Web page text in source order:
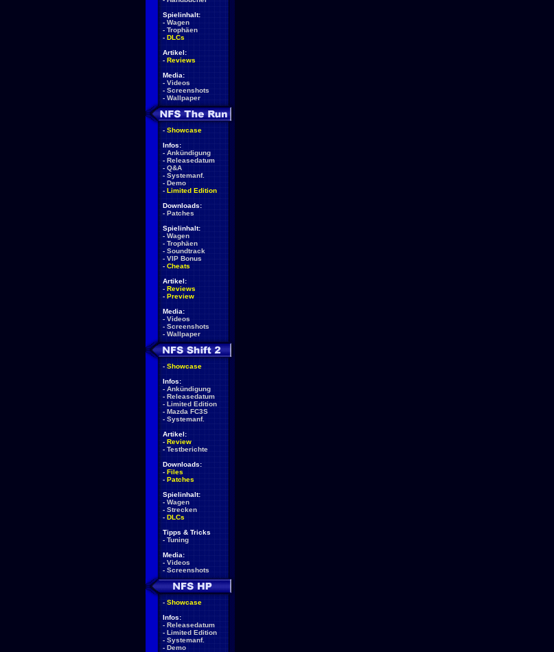
Spielinhalt:
- Wagen
- Trophäen
- DLCs
Artikel:
- Reviews
Media:
- Videos
- Screenshots
- Wallpaper
- Showcase
Infos:
- Ankündigung
- Releasedatum
- Q&A
- Systemanf.
- Demo
- Limited Edition
Downloads:
- Patches
Spielinhalt:
- Wagen
- Trophäen
- Soundtrack
- VIP Bonus
- Cheats
Artikel:
- Reviews
- Preview
Media:
- Videos
- Screenshots
- Wallpaper
- Showcase
Infos:
- Ankündigung
- Releasedatum
- Limited Edition
- Mazda FC3S
- Systemanf.
Artikel:
- Review
- Testberichte
Downloads:
- Files
- Patches
Spielinhalt:
- Wagen
- Strecken
- DLCs
Tipps & Tricks
- Tuning
Media:
- Videos
- Screenshots
- Showcase
Infos:
- Releasedatum
- Limited Edition
- Systemanf.
- Demo